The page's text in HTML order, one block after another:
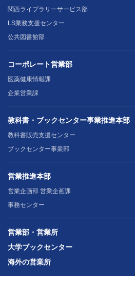
関西ライブラリーサービス部
LS業務支援センター
公共図書館部
コーポレート営業部
医薬健康情報課
企業営業課
教科書・ブックセンター事業推進本部
教科書販売支援センター
ブックセンター事業部
営業推進本部
営業企画部 営業企画課
事務センター
営業部・営業所
大学ブックセンター
海外の営業所